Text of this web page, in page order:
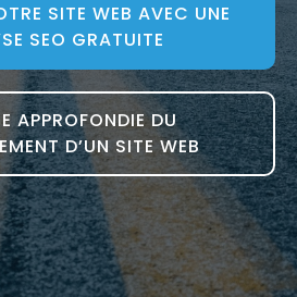
SITE WEB AVEC UNE
SEO GRATUITE
APPROFONDIE DU
D’UN SITE WEB